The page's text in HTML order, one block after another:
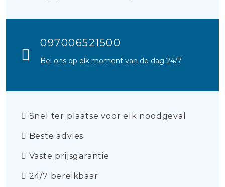
097006521500
Bel ons op elk moment van de dag 24/7
Snel ter plaatse voor elk noodgeval
Beste advies
Vaste prijsgarantie
24/7 bereikbaar